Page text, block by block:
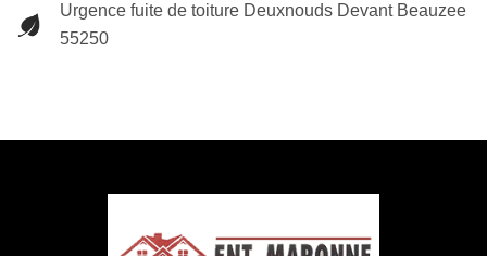
Urgence fuite de toiture Deuxnouds Devant Beauzee
55250